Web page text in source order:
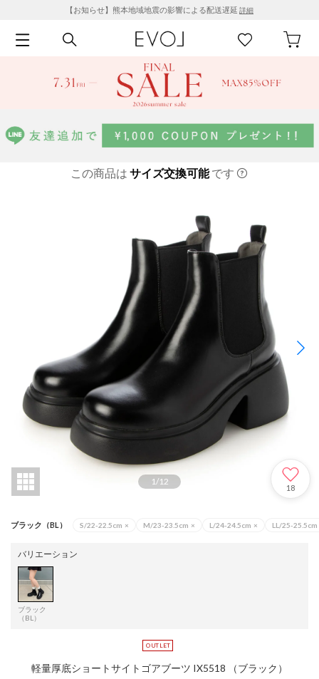
【お知らせ】熊本地域地震の影響による配送遅延 詳細
この商品は サイズ交換可能です
1/12
18
ブラック（BL） S/22-22.5cm × M/23-23.5cm × L/24-24.5cm × LL/25-25.5cm
バリエーション
ブラック
（BL）
軽量厚底ショートサイトゴアブーツ IX5518 （ブラック）